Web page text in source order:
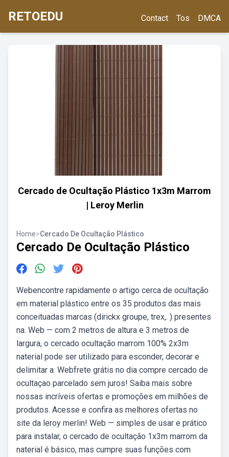
RETOEDU Contact Tos DMCA
Cercado de Ocultação Plástico 1x3m Marrom
| Leroy Merlin
Home>Cercado De Ocultação Plástico
Cercado De Ocultação Plástico
Webencontre rapidamente o artigo cerca de ocultação
em material plástico entre os 35 produtos das mais
conceituadas marcas (dirickx groupe, trex,. ) presentes
na. Web — com 2 metros de altura e 3 metros de
largura, o cercado ocultação marrom 100% 2x3m
naterial pode ser utilizado para esconder, decorar e
delimitar a. Webfrete grátis no dia compre cercado de
ocultaçao parcelado sem juros! Saiba mais sobre
nossas incríveis ofertas e promoções em milhões de
produtos. Acesse e confira as melhores ofertas no
site da leroy merlin! Web — simples de usar e prático
para instalar, o cercado de ocultação 1x3m marrom da
naterial é básico, mas cumpre suas funções com